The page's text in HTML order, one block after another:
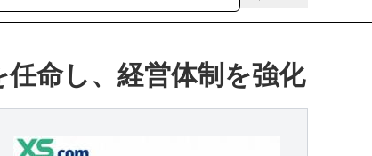
命し、経営体制を強化